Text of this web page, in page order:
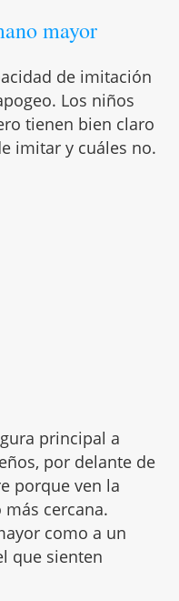
mayor
de imitación
Los niños
tienen bien claro
imitar y cuáles no.
principal a
por delante de
porque ven la
cercana.
como a un
que sienten